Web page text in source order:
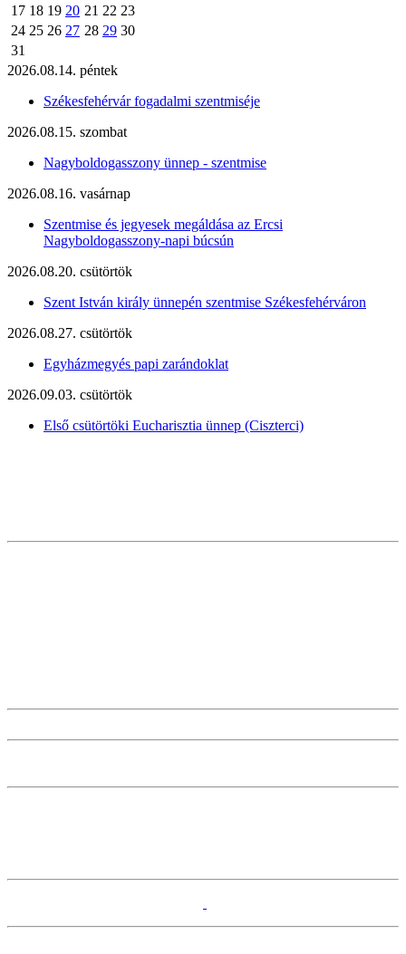
17 18 19 20 21 22 23
24 25 26 27 28 29 30
31
2026.08.14. péntek
Székesfehérvár fogadalmi szentmiséje
2026.08.15. szombat
Nagyboldogasszony ünnep - szentmise
2026.08.16. vasárnap
Szentmise és jegyesek megáldása az Ercsi
Nagyboldogasszony-napi búcsún
2026.08.20. csütörtök
Szent István király ünnepén szentmise Székesfehérváron
2026.08.27. csütörtök
Egyházmegyés papi zarándoklat
2026.09.03. csütörtök
Első csütörtöki Eucharisztia ünnep (Ciszterci)